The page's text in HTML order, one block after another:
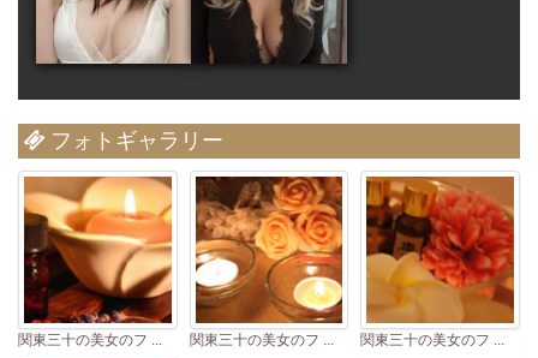
フォトギャラリー
関東三十の美女のフ ... 関東三十の美女のフ ... 関東三十の美女のフ ...